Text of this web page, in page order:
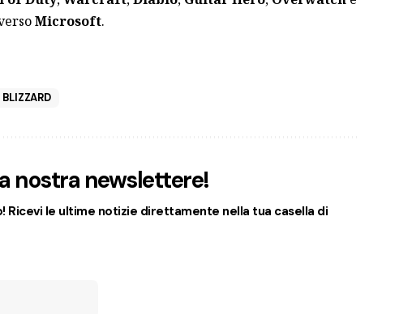
Microsoft.
BLIZZARD
nostra newslettere!
Ricevi le ultime notizie direttamente nella tua casella di